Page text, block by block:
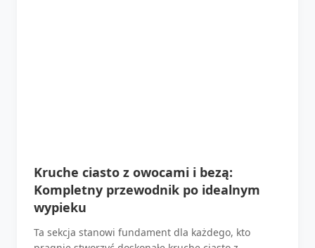
Kruche ciasto z owocami i bezą:
Kompletny przewodnik po idealnym
wypieku
Ta sekcja stanowi fundament dla każdego, kto